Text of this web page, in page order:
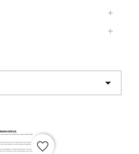



favorite_border